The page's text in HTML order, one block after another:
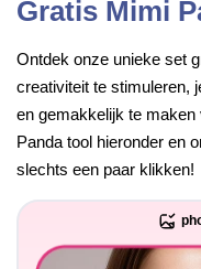
Gratis Mimi
Ontdek onze unieke set
creativiteit te stimuleren,
en gemakkelijk te
Panda tool hieronder en
slechts een paar klikken!